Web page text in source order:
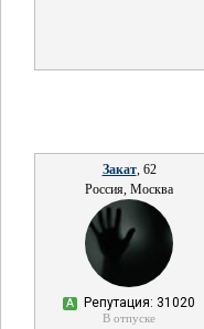
Закат, 62
Россия, Москва
А Репутация: 31020
В отпуске